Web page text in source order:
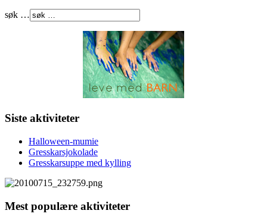
søk …
Siste aktiviteter
Halloween-mumie
Gresskarsjokolade
Gresskarsuppe med kylling
Mest populære aktiviteter